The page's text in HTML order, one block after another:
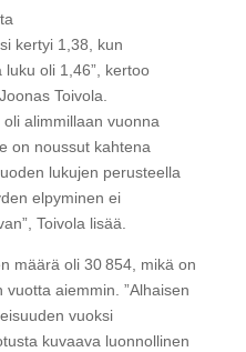
kertyi 1,38, kun
oli 1,46”, kertoo
Toivola.
alimmillaan vuonna
on noussut kahtena
lukujen perusteella
elpyminen ei
Toivola lisää.
määrä oli 30 854, mikä on
aiemmin. ”Alhaisen
vuoksi
kuvaava luonnollinen